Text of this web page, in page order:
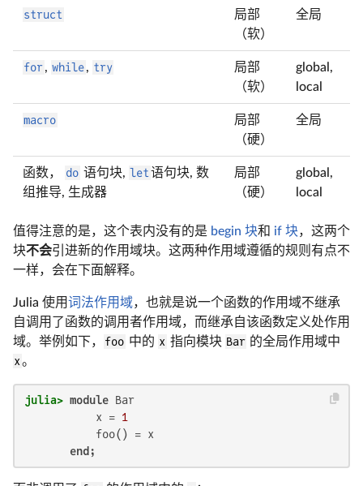
struct
局部
（软）
全局
for, while, try
局部
（软）
global,
local
macro
局部
（硬）
全局
函数， do 语句块, let语句块, 数
组推导, 生成器
局部
（硬）
global,
local
值得注意的是，这个表内没有的是 begin 块和 if 块，这两个
块不会引进新的作用域块。这两种作用域遵循的规则有点不
一样，会在下面解释。
Julia 使用词法作用域，也就是说一个函数的作用域不继承
自调用了函数的调用者作用域，而继承自该函数定义处作用
域。举例如下，
foo 中的 x 指向模块 Bar 的全局作用域中
x。
julia> module Bar
           x =
1
           foo() = x
end ;